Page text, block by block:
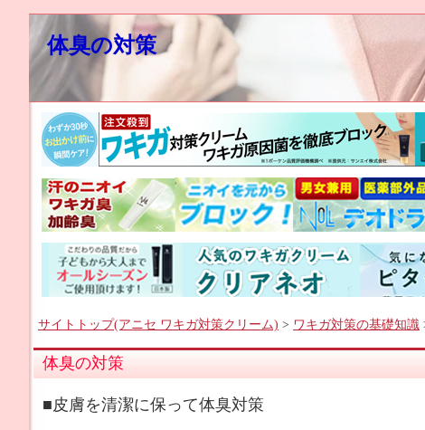
体臭の対策
サイトトップ(アニセ ワキガ対策クリーム) > ワキガ対策の基礎知識
体臭の対策
■皮膚を清潔に保って体臭対策